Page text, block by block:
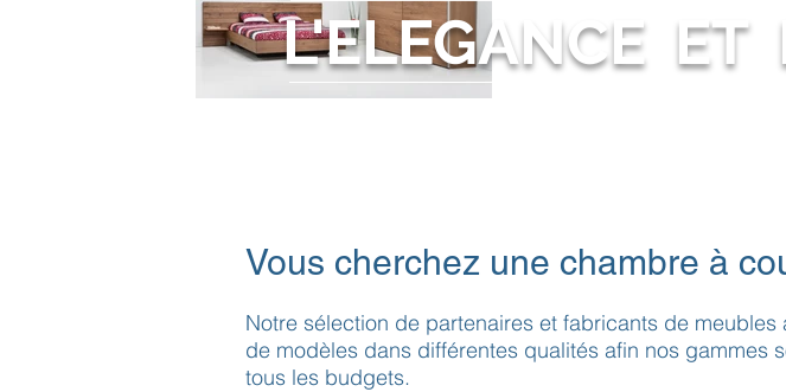
L'ELEGANCE ET
Vous cherchez une chambre à
Notre sélection de partenaires et fabricants de
de modèles dans différentes qualités afin nos
tous les budgets.